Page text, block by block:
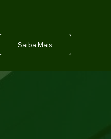
Saiba Mais